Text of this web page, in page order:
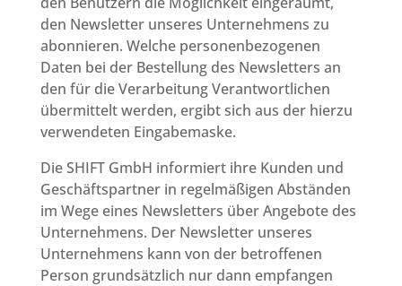
den Newsletter unseres Unternehmens zu
abonnieren. Welche personenbezogenen
Daten bei der Bestellung des Newsletters an
den für die Verarbeitung Verantwortlichen
übermittelt werden, ergibt sich aus der hierzu
verwendeten Eingabemaske.
Die SHIFT GmbH informiert ihre Kunden und
Geschäftspartner in regelmäßigen Abständen
im Wege eines Newsletters über Angebote des
Unternehmens. Der Newsletter unseres
Unternehmens kann von der betroffenen
Person grundsätzlich nur dann empfangen